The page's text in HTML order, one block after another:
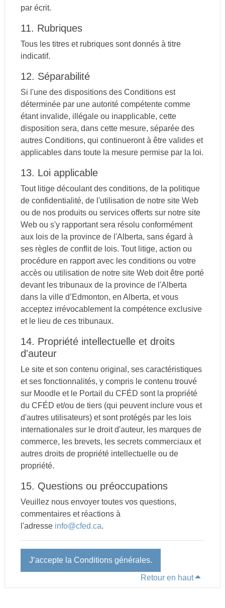
par écrit.
11. Rubriques
Tous les titres et rubriques sont donnés à titre
indicatif.
12. Séparabilité
Si l'une des dispositions des Conditions est
déterminée par une autorité compétente comme
étant invalide, illégale ou inapplicable, cette
disposition sera, dans cette mesure, séparée des
autres Conditions, qui continueront à être valides et
applicables dans toute la mesure permise par la loi.
13. Loi applicable
Tout litige découlant des conditions, de la politique
de confidentialité, de l'utilisation de notre site Web
ou de nos produits ou services offerts sur notre site
Web ou s'y rapportant sera résolu conformément
aux lois de la province de l'Alberta, sans égard à
ses règles de conflit de lois. Tout litige, action ou
procédure en rapport avec les conditions ou votre
accès ou utilisation de notre site Web doit être porté
devant les tribunaux de la province de l'Alberta
dans la ville d’Edmonton, en Alberta, et vous
acceptez irrévocablement la compétence exclusive
et le lieu de ces tribunaux.
14. Propriété intellectuelle et droits
d'auteur
Le site et son contenu original, ses caractéristiques
et ses fonctionnalités, y compris le contenu trouvé
sur Moodle et le Portail du CFÉD sont la propriété
du CFÉD et/ou de tiers (qui peuvent inclure vous et
d'autres utilisateurs) et sont protégés par les lois
internationales sur le droit d'auteur, les marques de
commerce, les brevets, les secrets commerciaux et
autres droits de propriété intellectuelle ou de
propriété.
15. Questions ou préoccupations
Veuillez nous envoyer toutes vos questions,
commentaires et réactions à
l'adresse info@cfed.ca.
J’accepte la Conditions générales.
Retour en haut